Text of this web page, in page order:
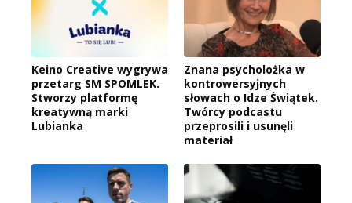
Keino Creative wygrywa
przetarg SM SPOMLEK.
Stworzy platformę
kreatywną marki
Lubianka
Znana psycholożka w
kontrowersyjnych
słowach o Idze Świątek.
Twórcy podcastu
przeprosili i usunęli
materiał